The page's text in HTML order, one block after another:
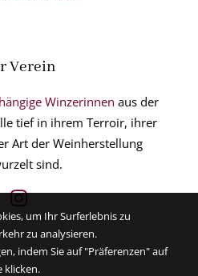
Verein
Winzerinnen aus der
tief in ihrem Terroir, ihrer
Art der Weinherstellung
sind.
um Ihr Surferlebnis zu
zu analysieren.
indem Sie auf "Präferenzen" auf
klicken.